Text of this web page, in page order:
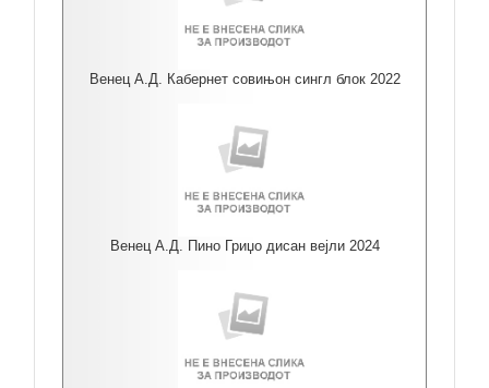
Венец А.Д. Кабернет совињон сингл блок 2022
Венец А.Д. Пино Гриџо дисан вејли 2024